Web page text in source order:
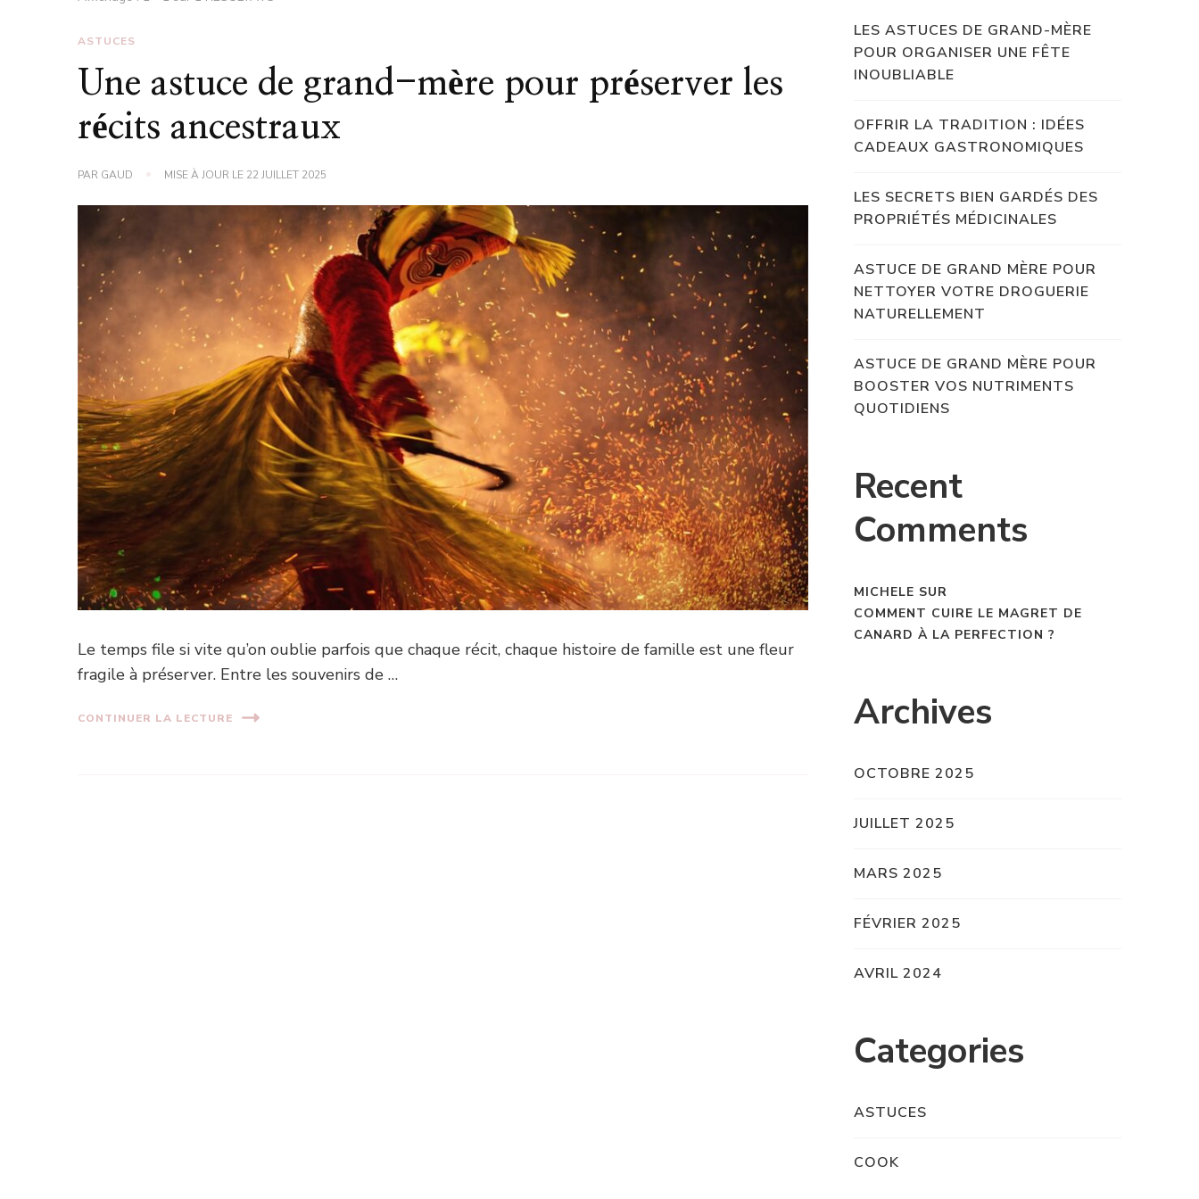
ASTUCES
Une astuce de grand-mère pour préserver les
récits ancestraux
PAR GAUD MISE À JOUR LE 22 JUILLET 2025
Le temps file si vite qu’on oublie parfois que chaque récit, chaque histoire de famille est une fleur
fragile à préserver. Entre les souvenirs de …
CONTINUER LA LECTURE
LES ASTUCES DE GRAND-MÈRE
POUR ORGANISER UNE FÊTE
INOUBLIABLE
OFFRIR LA TRADITION : IDÉES
CADEAUX GASTRONOMIQUES
LES SECRETS BIEN GARDÉS DES
PROPRIÉTÉS MÉDICINALES
ASTUCE DE GRAND MÈRE POUR
NETTOYER VOTRE DROGUERIE
NATURELLEMENT
ASTUCE DE GRAND MÈRE POUR
BOOSTER VOS NUTRIMENTS
QUOTIDIENS
Recent
Comments
MICHELE SUR
COMMENT CUIRE LE MAGRET DE
CANARD À LA PERFECTION ?
Archives
OCTOBRE 2025
JUILLET 2025
MARS 2025
FÉVRIER 2025
AVRIL 2024
Categories
ASTUCES
COOK